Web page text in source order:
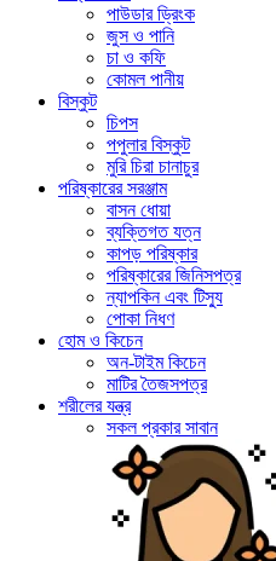
পাউডার ড্রিংক
জুস ও পানি
চা ও কফি
কোমল পানীয়
বিস্কুট
চিপস
পপুলার বিস্কুট
মুরি চিরা চানাচুর
পরিষ্কারের সরঞ্জাম
বাসন ধোয়া
ব্যক্তিগত যত্ন
কাপড় পরিষ্কার
পরিষ্কারের জিনিসপত্র
ন্যাপকিন এবং টিস্যু
পোকা নিধণ
হোম ও কিচেন
অন-টাইম কিচেন
মাটির তৈজসপত্র
শরীলের যন্ত্র
সকল প্রকার সাবান